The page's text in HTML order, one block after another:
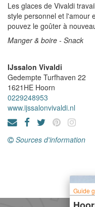
Les glaces de Vivaldi
style personnel et l'amour
pouvez le goûter à
Manger & boire - Snack
IJssalon Vivaldi
Gedempte Turfhaven 22
1621HE Hoorn
0229248953
www.ijssalonvivaldi.nl
Sources d'information
Guide